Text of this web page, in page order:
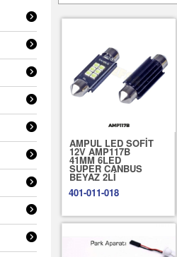
AMPUL LED SOFİT
12V AMP117B
41MM 6LED
SUPER CANBUS
BEYAZ 2Lİ
401-011-018